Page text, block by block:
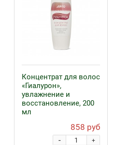
Концентрат для волос
«Гиалурон»,
увлажнение и
восстановление, 200
мл
858 руб
+
-